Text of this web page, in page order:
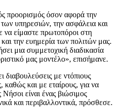
προορισμός όσον αφορά την
υπηρεσιών, την ασφάλεια και
να είμαστε πρωτοπόροι στη
την ευημερία των πολιτών μας.
μια συμμετοχική διαδικασία
μας μοντέλο», επισήμανε.
διαβουλεύσεις με ντόπιους
καθώς και με εταίρους, για να
είναι ένας βιώσιμος
και περιβαλλοντικά, πρόσθεσε.